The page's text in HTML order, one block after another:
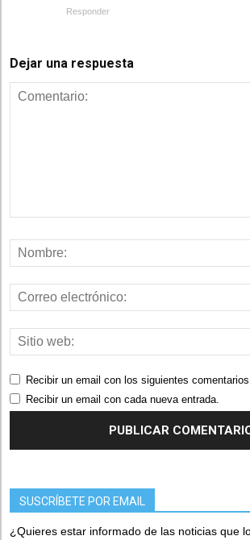
Responder
Dejar una respuesta
Recibir un email con los siguientes
Recibir un email con cada nueva entrada.
SUSCRÍBETE POR EMAIL
¿Quieres estar informado de las noticias que